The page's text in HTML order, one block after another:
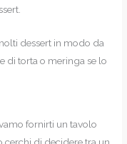
dessert in modo da
di torta o meringa se lo
fornirti un tavolo